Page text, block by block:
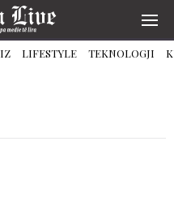
LIFESTYLE TEKNOLOGJI